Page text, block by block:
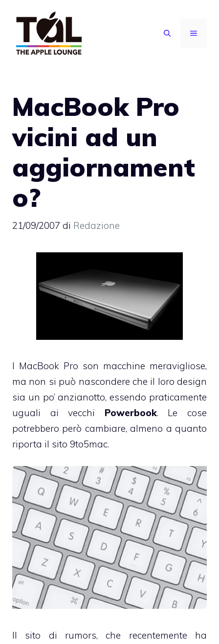
contenuto
MENU
MacBook Pro
vicini ad un
aggiornament
o?
21/09/2007 di Redazione
I MacBook Pro son macchine meravigliose,
ma non si può nascondere che il loro design
sia un po’ anzianotto, essendo praticamente
uguali ai vecchi Powerbook. Le cose
potrebbero però cambiare, almeno a quanto
riporta il sito 9to5mac.
Il sito di rumors, che recentemente ha